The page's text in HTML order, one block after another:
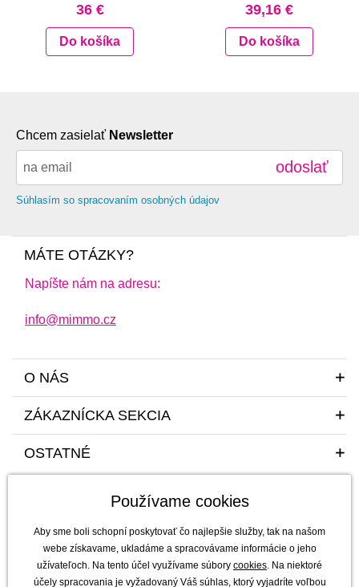
36 €
Do košíka
39,16 €
Do košíka
Chcem zasielať Newsletter
odoslať
Súhlasím so spracovaním osobných údajov
MÁTE OTÁZKY?
Napíšte nám na adresu:
info@mimmo.cz
O NÁS
ZÁKAZNÍCKA SEKCIA
OSTATNÉ
Sme tu pre vás a vaše deti s radosťou a mim(m)oriadnou starostlivosťou od
Používame cookies
Aby sme boli schopní poskytovať čo najlepšie služby, tak na našom
webe získavame, ukladáme a spracovávame informácie o jeho
užívateľoch. Na tento účel využívame súbory cookies. Na niektoré
účely spracovania je vyžadovaný Váš súhlas, ktorý vyjadríte voľbou